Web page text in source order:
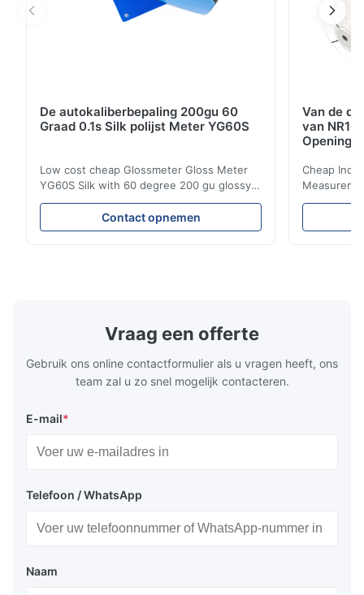
De autokaliberbepaling 200gu 60
Graad 0.1s Silk polijst Meter YG60S
Low cost cheap Glossmeter Gloss Meter
YG60S Silk with 60 degree 200 gu glossy
measurement YG60S 60° Economic Gloss
Meter can test material with gloss (0-
200Gu), and universally apply to paint, ink,
Contact opnemen
Van de
van
Opening
Cheap
meter Silk
Precision
Vraag een offerte
Gebruik ons online contactformulier als u vragen heeft, ons
team zal u zo snel mogelijk contacteren.
E-mail*
Telefoon / WhatsApp
Naam